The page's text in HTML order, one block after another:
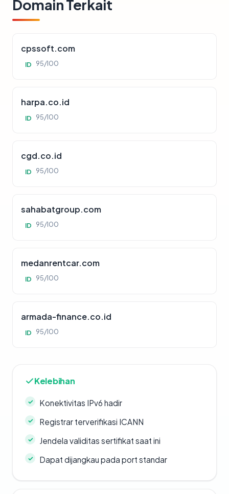
Domain Terkait
cpssoft.com
ID 95/100
harpa.co.id
ID 95/100
cgd.co.id
ID 95/100
sahabatgroup.com
ID 95/100
medanrentcar.com
ID 95/100
armada-finance.co.id
ID 95/100
Kelebihan
Konektivitas IPv6 hadir
Registrar terverifikasi ICANN
Jendela validitas sertifikat saat ini
Dapat dijangkau pada port standar